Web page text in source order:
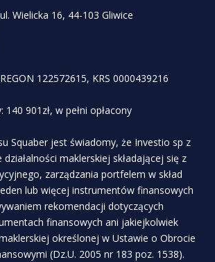
Wielicka 16, 44-103 Gliwice
122572615, KRS 0000439216
140 901zł, w pełni opłacony
Squaber jest świadomy, że Investio sp z
maklerskiej składającej się z
zarządzania portfelem w skład
lub więcej instrumentów finansowych
rekomendacji dotyczących
finansowych ani jakiejkolwiek
określonej w Ustawie o Obrocie
(Dz.U. 2005 nr 183 poz. 1538).